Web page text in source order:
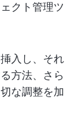
クト管理ツ
入し、それ
方法、さら
な調整を加